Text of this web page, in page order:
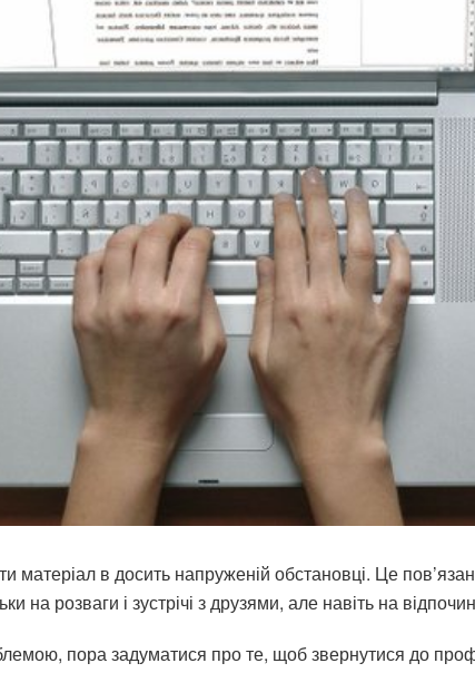
в досить напруженій обстановці. Це
на розваги і зустрічі з друзями, але навіть на
пора задуматися про те, щоб звернутися до